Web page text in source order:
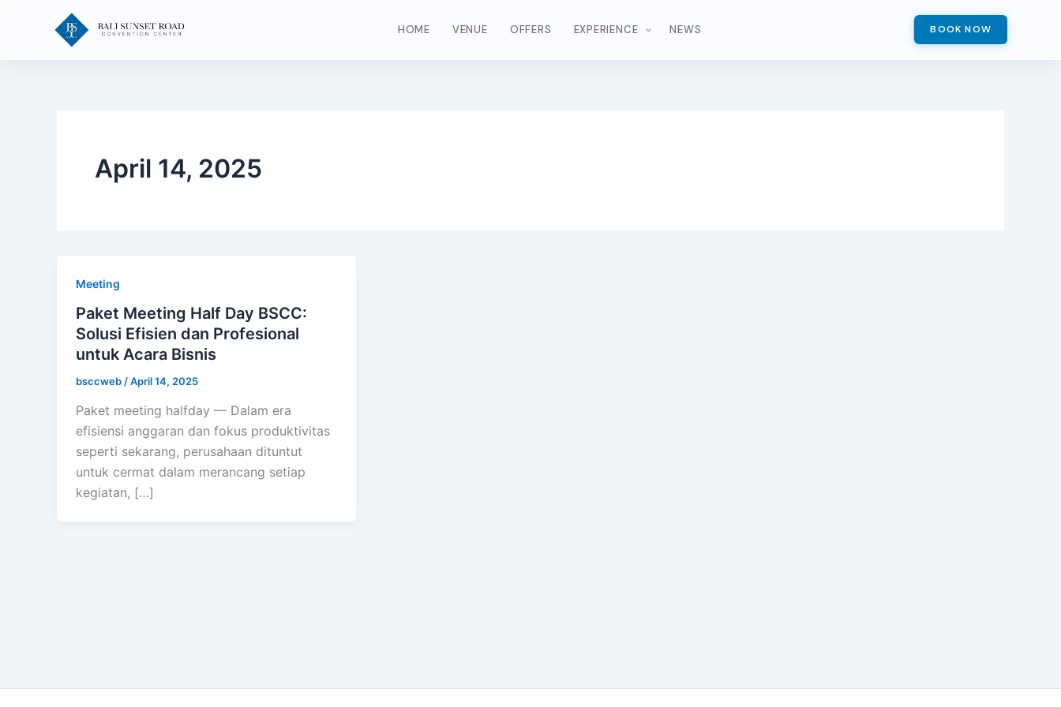
HOME VENUE OFFERS EXPERIENCE NEWS BOOK NOW
April 14, 2025
Meeting
Paket Meeting Half Day BSCC:
Solusi Efisien dan Profesional
untuk Acara Bisnis
bsccweb /April 14, 2025
Paket meeting halfday — Dalam era
efisiensi anggaran dan fokus produktivitas
seperti sekarang, perusahaan dituntut
untuk cermat dalam merancang setiap
kegiatan, […]